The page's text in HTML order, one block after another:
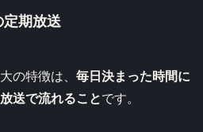
期放送
の特徴は、 毎日決まった時間に
送で流れることです。